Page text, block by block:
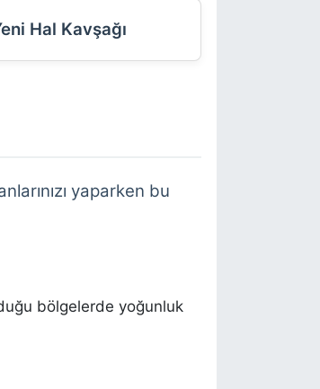
Hal Kavşağı
yaparken bu
bölgelerde yoğunluk